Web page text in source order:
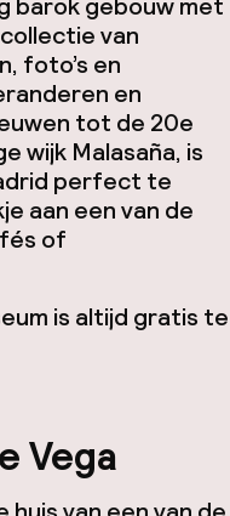
van
foto’s en
en
tot de 20e
wijk Malasaña, is
perfect te
aan een van de
of
is altijd gratis te
Vega